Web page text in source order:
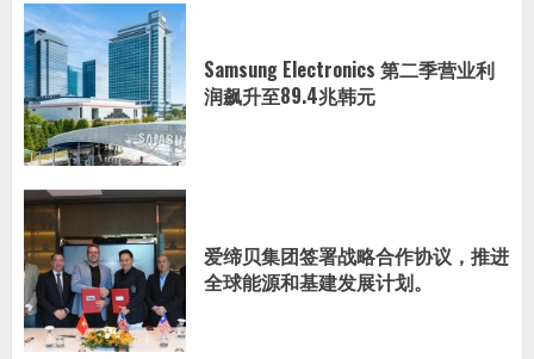
Samsung Electronics 第二季营业利
润飙升至89.4兆韩元
爱缔贝集团签署战略合作协议，推进
全球能源和基建发展计划。